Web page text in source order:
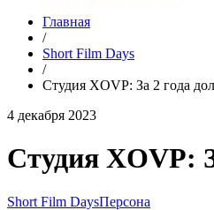
Главная
/
Short Film Days
/
Студия XOVP: За 2 года
4 декабря 2023
Студия XOVP:
Short Film DaysПерсона